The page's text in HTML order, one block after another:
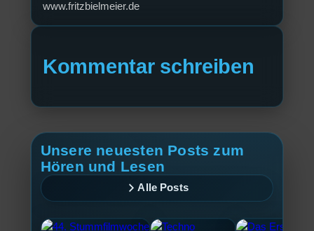
www.fritzbielmeier.de
Kommentar schreiben
Unsere neuesten Posts zum
Hören und Lesen
Alle Posts